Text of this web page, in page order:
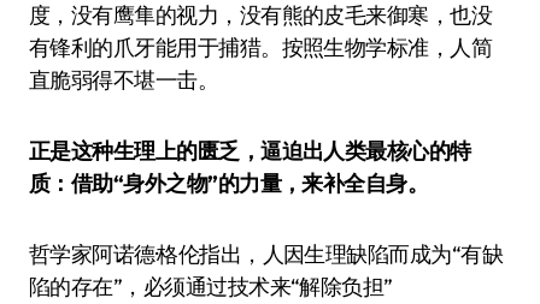
度，没有鹰隼的视力，没有熊的皮毛来御寒，也没
有锋利的爪牙能用于捕猎。按照生物学标准，人简
直脆弱得不堪一击。
正是这种生理上的匮乏，逼迫出人类最核心的特
质：借助“身外之物”的力量，来补全自身。
哲学家阿诺德·格伦指出，人因生理缺陷而成为“有缺
陷的存在”，必须通过技术来“解除负担”